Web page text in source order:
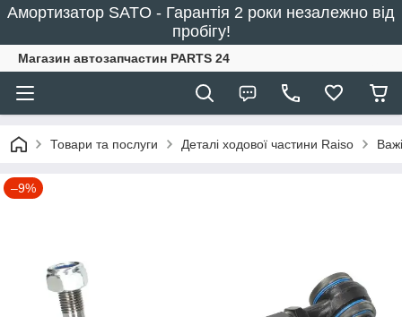
Амортизатор SATO - Гарантія 2 роки незалежно від
пробігу!
Магазин автозапчастин PARTS 24
Товари та послуги Деталі ходової частини Raiso
–9%